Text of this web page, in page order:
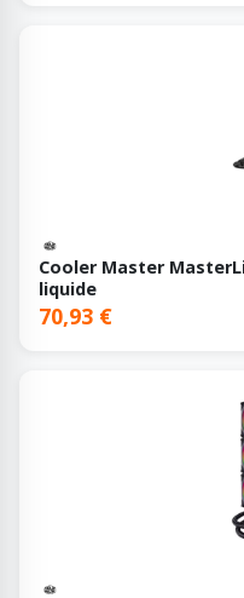
Cooler Master
liquide
70,93 €